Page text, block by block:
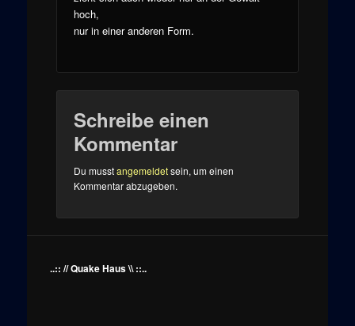
hoch,
nur in einer anderen Form.
Schreibe einen
Kommentar
Du musstangemeldetsein, um einen
Kommentar abzugeben.
..:: // Quake Haus \\ ::..